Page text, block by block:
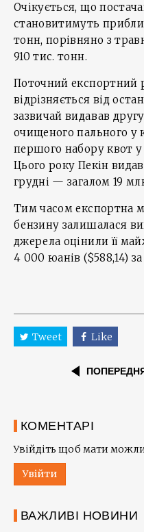
Очікується, що
становитимуть
тонн, порівняно з
910 тис. тонн.
Поточний
відрізняється від
зазвичай видавав
очищеного пального у
першого набору квот у
Цього року Пекін
грудні — загалом 19
Тим часом експортна
бензину залишалася
джерела оцінили її
4 000 юанів ($588,14)
Tweet Like
КОМЕНТАРІ
Увійдіть щоб мати
Увійти
ВАЖЛИВІ НОВИНИ